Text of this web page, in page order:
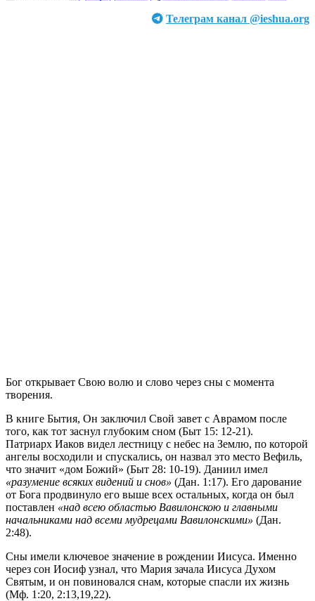
Телеграм канал @ieshua.org
Бог открывает Свою волю и слово через сны с момента
творения.
В книге Бытия, Он заключил Свой завет с Аврамом после
того, как тот заснул глубоким сном (Быт 15: 12-21).
Патриарх Иаков видел лестницу с небес на Землю, по которой
ангелы восходили и спускались, он назвал это место Вефиль,
что значит «дом Божий» (Быт 28: 10-19). Даниил имел
«разумение всяких видений и снов» (Дан. 1:17). Его дарование
от Бога продвинуло его выше всех остальных, когда он был
поставлен «над всею областью Вавилонскою и главными
начальниками над всеми мудрецами Вавилонскими» (Дан.
2:48).
Сны имели ключевое значение в рождении Иисуса. Именно
через сон Иосиф узнал, что Мария зачала Иисуса Духом
Святым, и он повиновался снам, которые спасли их жизнь
(Мф. 1:20, 2:13,19,22).